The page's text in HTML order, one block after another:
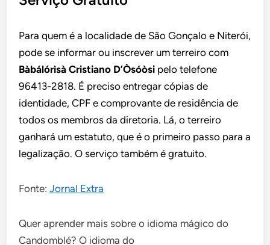
Para quem é a localidade de São Gonçalo e Niterói,
pode se informar ou inscrever um terreiro com
Bàbálórìsà Cristiano D’Òsóòsi pelo telefone
96413-2818. É preciso entregar cópias de
identidade, CPF e comprovante de residência de
todos os membros da diretoria. Lá, o terreiro
ganhará um estatuto, que é o primeiro passo para a
legalização. O serviço também é gratuito.
Fonte:Jornal Extra
Quer aprender mais sobre o idioma mágico do
Candomblé? O idioma do